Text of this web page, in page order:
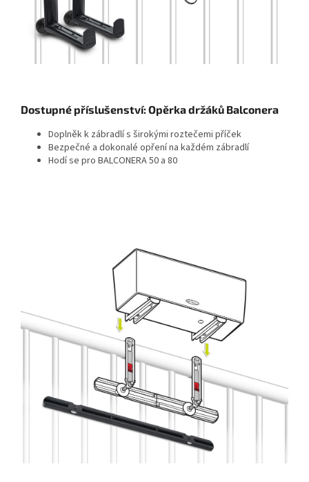
Dostupné příslušenství: Opěrka držáků Balconera
Doplněk k zábradlí s širokými roztečemi příček
Bezpečné a dokonalé opření na každém zábradlí
Hodí se pro BALCONERA 50 a 80